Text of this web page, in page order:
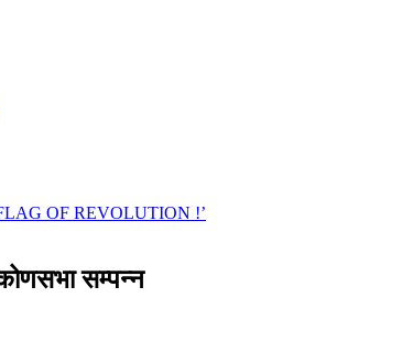
कोणसभा सम्पन्न